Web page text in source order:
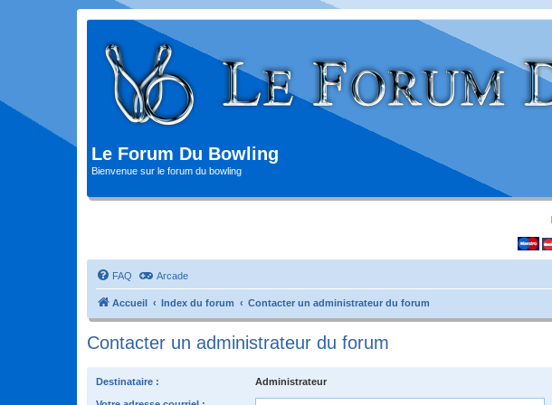
Le Forum Du Bowling
Bienvenue sur le forum du bowling
FAQ Arcade
Accueil Index du forum Contacter un administrateur du forum
Contacter un administrateur du forum
Destinataire : Administrateur